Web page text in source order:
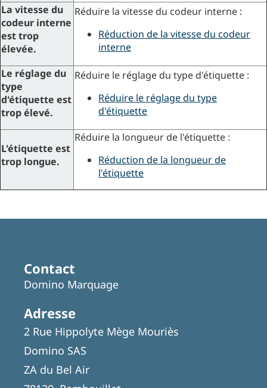
La vitesse du
codeur interne
est trop
élevée.
Réduire la vitesse du codeur interne :
Réduction de la vitesse du codeur
interne
Le réglage du
type
d'étiquette est
trop élevé.
Réduire le réglage du type d'étiquette :
Réduire le réglage du type
d'étiquette
L'étiquette est
trop longue.
Réduire la longueur de l'étiquette :
Réduction de la longueur de
l'étiquette
Contact
Domino Marquage
Adresse
2 Rue Hippolyte Mège Mouriès
Domino SAS
ZA du Bel Air